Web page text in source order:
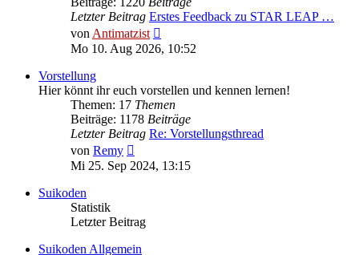
Letzter Beitrag Erstes Feedback zu STAR LEAP …
vonAntimatzist
Beitrag
Mo 10. Aug 2026, 10:52
Vorstellung
Hier könnt ihr euch vorstellen und kennen lernen!
Themen: 17 Themen
Beiträge: 1178 Beiträge
Letzter Beitrag Re: Vorstellungsthread
von Remy
Beitrag
Mi 25. Sep 2024, 13:15
Suikoden
Statistik
Letzter Beitrag
Suikoden Allgemein